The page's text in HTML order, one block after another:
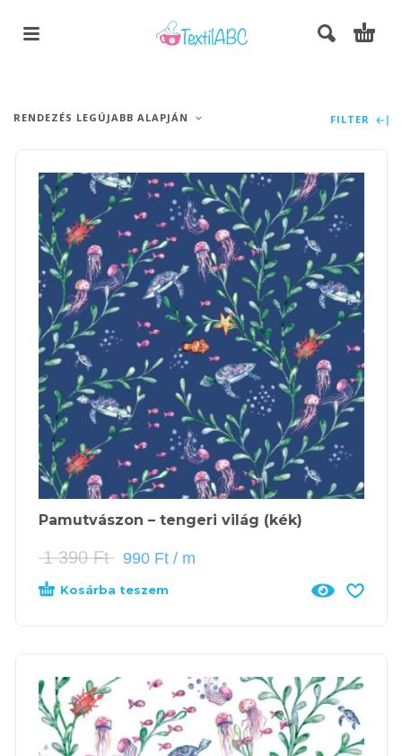
RENDEZÉS LEGÚJABB ALAPJÁN FILTER
Pamutvászon – tengeri világ (kék)
1 390Ft 990 Ft / m
Kosárba teszem